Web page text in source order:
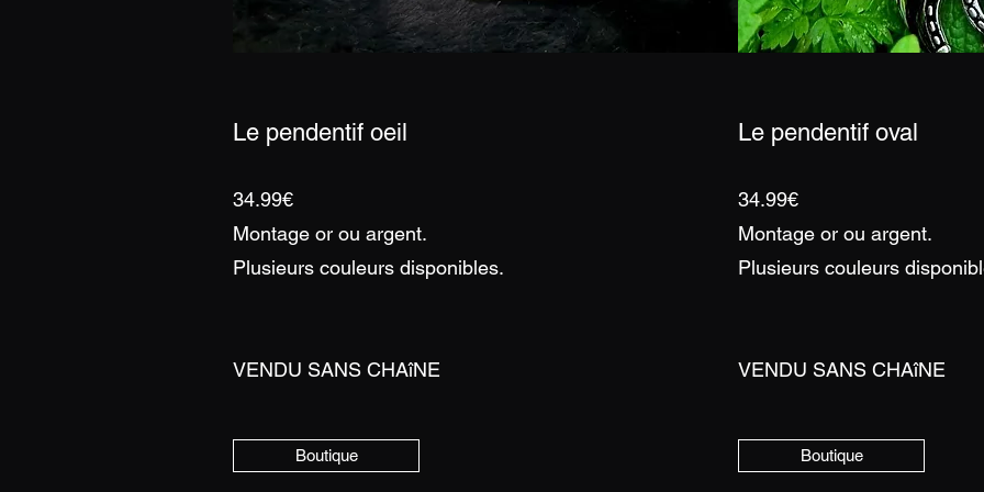
Le pendentif oeil
34.99€
Montage or ou argent.
Plusieurs couleurs disponibles.
VENDU SANS CHAîNE
Boutique
Le pendentif oval
34.99€
Montage or ou argent.
Plusieurs couleurs
VENDU SANS CHAîNE
Boutique